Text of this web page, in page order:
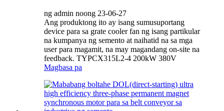
ng admin noong 23-06-27
Ang produktong ito ay isang sumusuportang
device para sa grate cooler fan ng isang partikular
na kumpanya ng semento at naihatid na sa mga
user para magamit, na may magandang on-site na
feedback. TYPCX315L2-4 200kW 380V
Magbasa pa